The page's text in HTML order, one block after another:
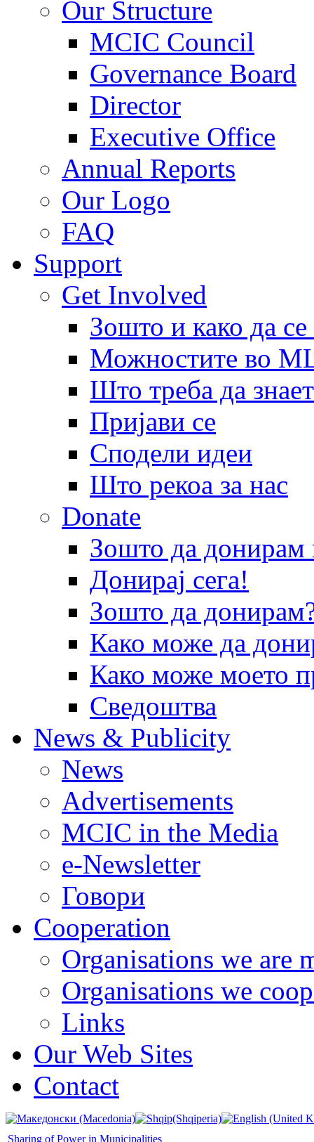
Our Structure
MCIC Council
Governance Board
Director
Executive Office
Annual Reports
Our Logo
FAQ
Support
Get Involved
Зошто и како да
Можностите во
Што треба да
Пријави се
Сподели идеи
Што рекоа за нас
Donate
Зошто да
Донирај сега!
Зошто да
Како може да
Како може моето
Сведоштва
News & Publicity
News
Advertisements
MCIC in the Media
e-Newsletter
Говори
Cooperation
Organisations we are
Organisations we
Links
Our Web Sites
Contact
Sharing of Power in Municipalities